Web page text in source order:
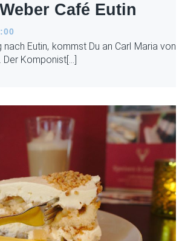
Café Eutin
nach Eutin, kommst Du an Carl Maria von
Komponist[…]